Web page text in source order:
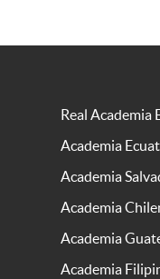
Real Academia
Academia
Academia
Academia
Academia
Academia